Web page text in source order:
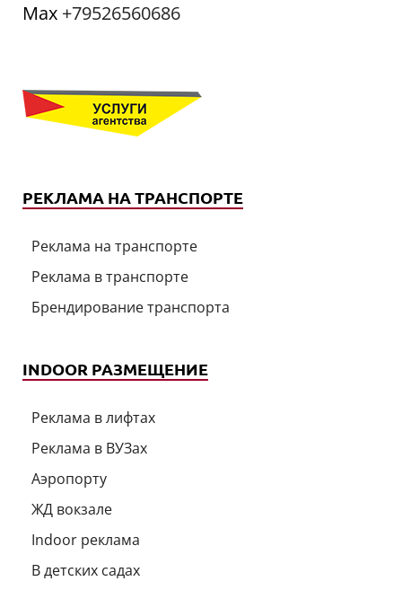
Мах +79526560686
РЕКЛАМА НА ТРАНСПОРТЕ
Реклама на транспорте
Реклама в транспорте
Брендирование транспорта
INDOOR РАЗМЕЩЕНИЕ
Реклама в лифтах
Реклама в ВУЗах
Аэропорту
ЖД вокзале
Indoor реклама
В детских садах